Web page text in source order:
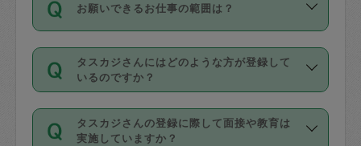
銀行振込や現金払いも対応していませ
なお、タスカジさんの交通費も、依頼料
金のご請求と合わせてお支払いとなりま
動計算で表示されます。
（例：毎週定期の場合は３回以上のキャ
ンセルが有償（1200円、隔週定期の場合
は２回以上のキャンセルが有償（1200
たり３時間です。
・ＡＭ ９時～１２時
・ＰＭ １３時～１６時
・夜 １８時～２１時
開始時間を２時間前後変更することが可
お願いできるお仕事の範囲は？
掃除、整理収納、洗濯、買い物、料理、
作り置きです。タスカジさんによってで
きる仕事の範囲が異なりますので、依頼
する前にタスカジさんのプロフィールで
確認してください。
タスカジさんにはどのような方が登録して
いるのですか？
主婦として長年の家事経験をお持ちの
方、栄養士・調理師といった資格者で保
タスカジさんの登録に際して面接や教育は
実施していますか？